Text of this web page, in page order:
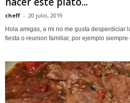
cheff - 20 julio, 2019
Hola amigas, a mi no me gusta desperdiciar
fiesta o reunion familiar, por ejemplo siempre